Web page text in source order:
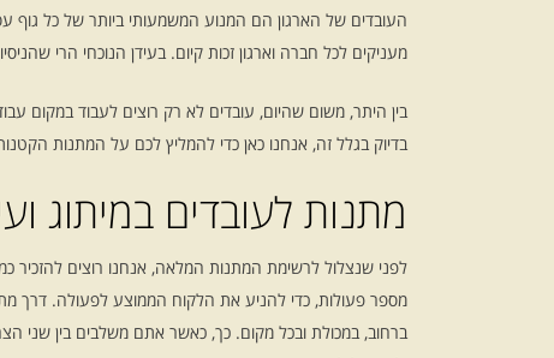
העובדים של הארגון הם המנוע המשמעותי ביותר של כל
מעניקים לכל חברה וארגון זכות קיום. בעידן הנוכחי הרי
בין היתר, משום שהיום, עובדים לא רק רוצים לעבוד במקום
בדיוק בגלל זה, אנחנו כאן כדי להמליץ לכם על המתנות
מתנות לעובדים במיתוג
לפני שנצלול לרשימת המתנות המלאה, אנחנו רוצים להזכיר
מספר פעולות, כדי להניע את הלקוח הממוצע לפעולה. דרך
ברחוב, במכולת ובכל מקום. כך, כאשר אתם משלבים בין שני